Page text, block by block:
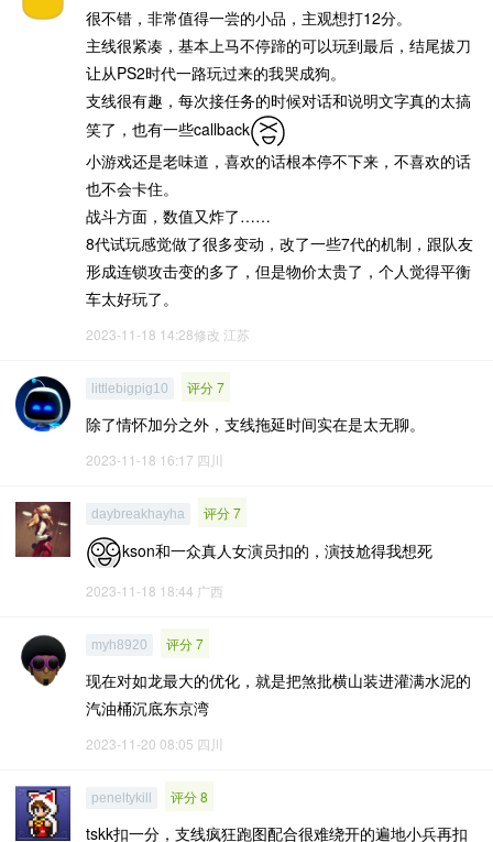
很不错，非常值得一尝的小品，主观想打12分。
主线很紧凑，基本上马不停蹄的可以玩到最后，结尾拔刀
让从PS2时代一路玩过来的我哭成狗。
支线很有趣，每次接任务的时候对话和说明文字真的太搞
笑了，也有一些callback
小游戏还是老味道，喜欢的话根本停不下来，不喜欢的话
也不会卡住。
战斗方面，数值又炸了……
8代试玩感觉做了很多变动，改了一些7代的机制，跟队友
形成连锁攻击变的多了，但是物价太贵了，个人觉得平衡
车太好玩了。
2023-11-18 14:28修改 江苏
littlebigpig10 评分 7
除了情怀加分之外，支线拖延时间实在是太无聊。
2023-11-18 16:17 四川
daybreakhayha 评分 7
kson和一众真人女演员扣的，演技尬得我想死
2023-11-18 18:44 广西
myh8920 评分 7
现在对如龙最大的优化，就是把煞批横山装进灌满水泥的
汽油桶沉底东京湾
2023-11-20 08:05 四川
peneltykill 评分 8
tskk扣一分，支线疯狂跑图配合很难绕开的遍地小兵再扣